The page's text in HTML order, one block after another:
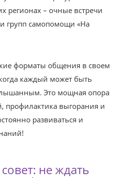
регионах – очные встречи
групп самопомощи «На
форматы общения в своем
каждый может быть
Это мощная опора
профилактика выгорания и
развиваться и
не ждать